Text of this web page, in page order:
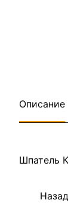
Описание
Шпатель